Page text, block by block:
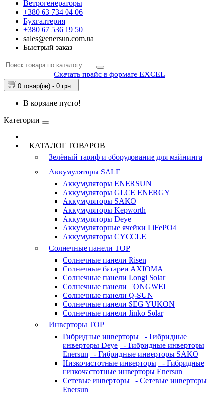
Ветрогенераторы
+380 63 734 04 06
Бухгалтерия
+380 67 536 19 50
sales@enersun.com.ua
Быстрый заказ
Скачать прайс в формате EXCEL
0 товар(ов) - 0 грн.
В корзине пусто!
Категории
КАТАЛОГ ТОВАРОВ
Зелёный тариф и оборудование для майнинга
Аккумуляторы SALE
Аккумуляторы ENERSUN
Аккумуляторы GLCE ENERGY
Аккумуляторы SAKO
Аккумуляторы Kepworth
Аккумуляторы Deye
Аккумуляторные ячейки LiFePO4
Аккумуляторы CYCCLE
Солнечные панели TOP
Солнечные панели Risen
Солнечные батареи AXIOMA
Солнечные панели Longi Solar
Солнечные панели TONGWEI
Солнечные панели Q-SUN
Солнечные панели SEG YUKON
Солнечные панели Jinko Solar
Инверторы TOP
Гибридные инверторы
- Гибридные
инверторы Deye
- Гибридные инверторы
Enersun
- Гибридные инверторы SAKO
Низкочастотные инверторы
- Гибридные
низкочастотные инверторы Enersun
Сетевые инверторы
- Сетевые инверторы
Enersun